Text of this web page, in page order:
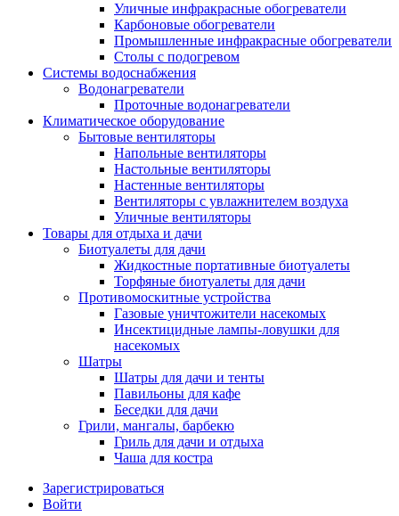
Уличные инфракрасные обогреватели
Карбоновые обогреватели
Промышленные инфракрасные обогреватели
Столы с подогревом
Системы водоснабжения
Водонагреватели
Проточные водонагреватели
Климатическое оборудование
Бытовые вентиляторы
Напольные вентиляторы
Настольные вентиляторы
Настенные вентиляторы
Вентиляторы с увлажнителем воздуха
Уличные вентиляторы
Товары для отдыха и дачи
Биотуалеты для дачи
Жидкостные портативные биотуалеты
Торфяные биотуалеты для дачи
Противомоскитные устройства
Газовые уничтожители насекомых
Инсектицидные лампы-ловушки для
насекомых
Шатры
Шатры для дачи и тенты
Павильоны для кафе
Беседки для дачи
Грили, мангалы, барбекю
Гриль для дачи и отдыха
Чаша для костра
Зарегистрироваться
Войти